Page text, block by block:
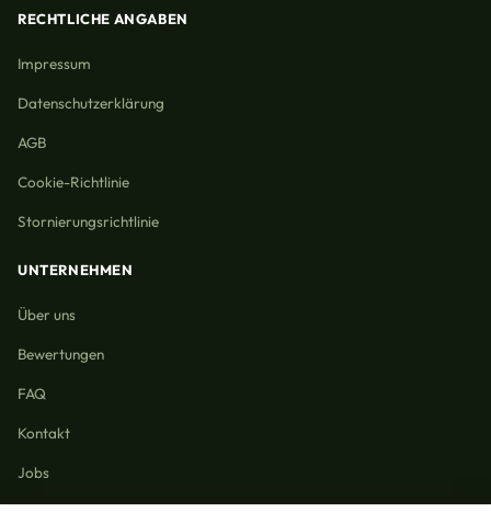
RECHTLICHE ANGABEN
Impressum
Datenschutzerklärung
AGB
Cookie-Richtlinie
Stornierungsrichtlinie
UNTERNEHMEN
Über uns
Bewertungen
FAQ
Kontakt
Jobs